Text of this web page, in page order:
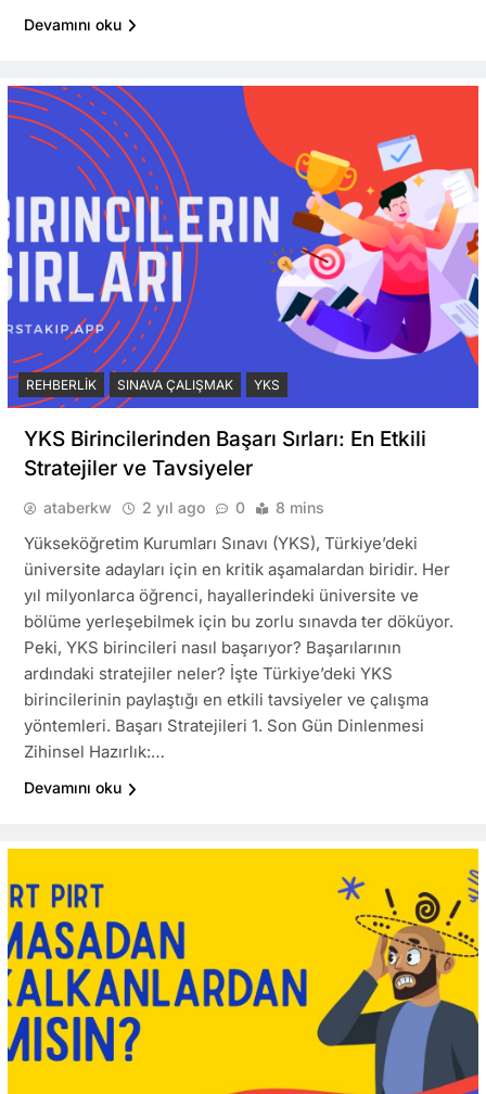
Devamını oku
REHBERLIK SINAVA ÇALIŞMAK YKS
YKS Birincilerinden Başarı Sırları: En Etkili
Stratejiler ve Tavsiyeler
ataberkw 2 yıl ago 0 8 mins
Yükseköğretim Kurumları Sınavı (YKS), Türkiye’deki
üniversite adayları için en kritik aşamalardan biridir. Her
yıl milyonlarca öğrenci, hayallerindeki üniversite ve
bölüme yerleşebilmek için bu zorlu sınavda ter döküyor.
Peki, YKS birincileri nasıl başarıyor? Başarılarının
ardındaki stratejiler neler? İşte Türkiye’deki YKS
birincilerinin paylaştığı en etkili tavsiyeler ve çalışma
yöntemleri. Başarı Stratejileri 1. Son Gün Dinlenmesi
Zihinsel Hazırlık:…
Devamını oku